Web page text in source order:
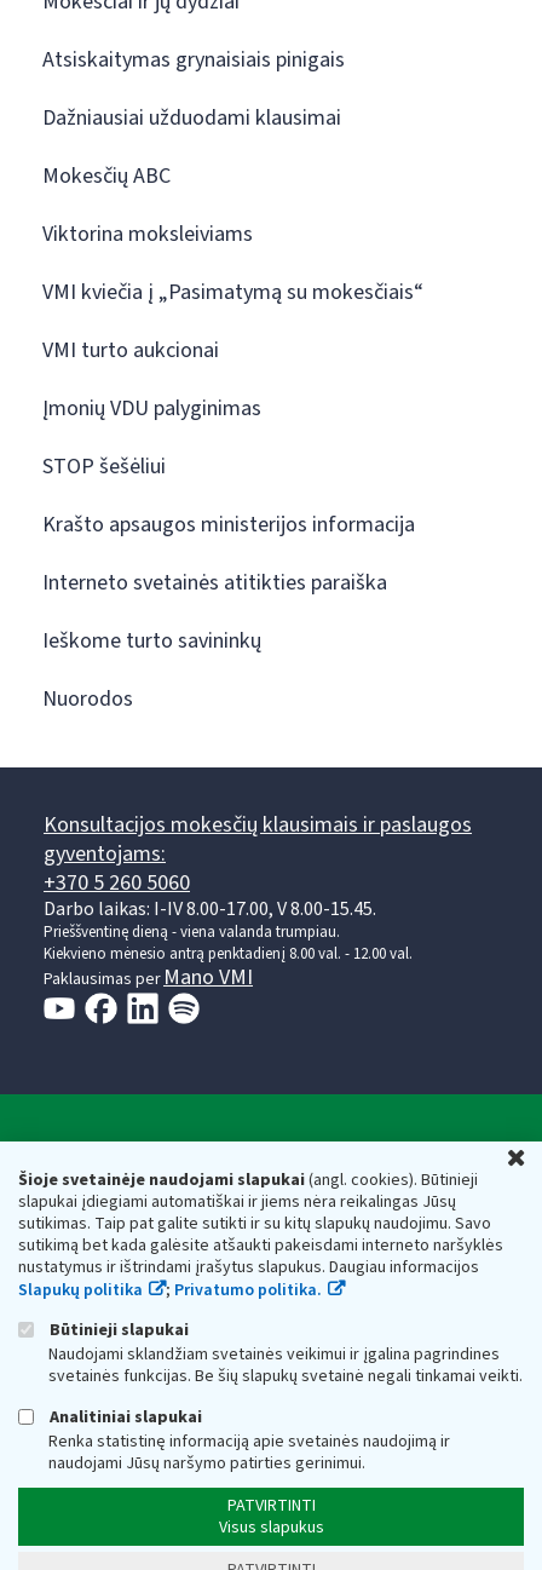
Šioje svetainėje naudojami slapukai(angl. cookies). Būtinieji
slapukai įdiegiami automatiškai ir jiems nėra reikalingas Jūsų
sutikimas. Taip pat galite sutikti ir su kitų slapukų naudojimu. Savo
sutikimą bet kada galėsite atšaukti pakeisdami interneto naršyklės
nustatymus ir ištrindami įrašytus slapukus. Daugiau informacijos
Slapukų politika
; Privatumo politika.
Būtinieji slapukai
Naudojami sklandžiam svetainės veikimui ir įgalina pagrindines
svetainės funkcijas. Be šių slapukų svetainė negali tinkamai veikti.
Analitiniai slapukai
Renka statistinę informaciją apie svetainės naudojimą ir
naudojami Jūsų naršymo patirties gerinimui.
PATVIRTINTI
Visus slapukus
Atsiskaitymas grynaisiais pinigais
Dažniausiai užduodami klausimai
Mokesčių ABC
Viktorina moksleiviams
VMI kviečia į „Pasimatymą su mokesčiais“
VMI turto aukcionai
Įmonių VDU palyginimas
STOP šešėliui
Krašto apsaugos ministerijos informacija
Interneto svetainės atitikties paraiška
Ieškome turto savininkų
Nuorodos
Konsultacijos mokesčių klausimais ir paslaugos
gyventojams:
+370 5 260 5060
Darbo laikas: I-IV 8.00-17.00, V 8.00-15.45.
Prieššventinę dieną - viena valanda trumpiau.
Kiekvieno mėnesio antrą penktadienį 8.00 val. - 12.00 val.
Paklausimas perMano VMI
Valstybinė mokesčių inspekcija prie Lietuvos
Respublikos finansų ministerijos
Biudžetinė įstaiga. Juridinio asmens kodas — 188659752,
adresas: Vasario 16-osios g. 14, 01107 Vilnius, Lietuva, el.paštas:
vmi@vmi.lt , E. pristatymo dėžutės adresas 188659752
Duomenys apie Valstybinę mokesčių inspekciją prie Lietuvos
Respublikos finansų ministerijos kaupiami ir saugomi Juridinių